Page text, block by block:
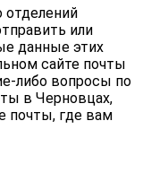
отделений
или
данные этих
сайте почты
либо вопросы по
в Черновцах,
почты, где вам